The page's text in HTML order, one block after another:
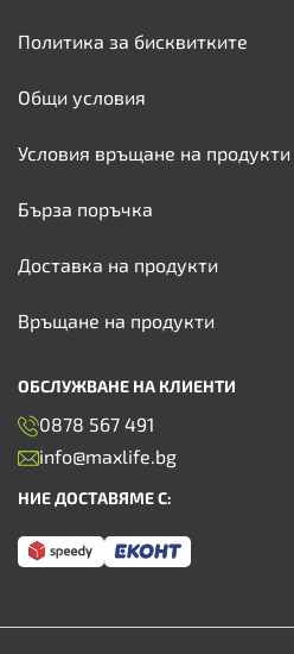
Политика за бисквитките
Общи условия
Условия връщане на продукти
Бърза поръчка
Доставка на продукти
Връщане на продукти
ОБСЛУЖВАНЕ НА КЛИЕНТИ
0878 567 491
info@maxlife.bg
НИЕ ДОСТАВЯМЕ С: